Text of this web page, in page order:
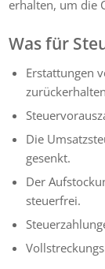
erhalten, um die
Was für
Erstattungen
Die
gesenkt.
Der
steuerfrei.